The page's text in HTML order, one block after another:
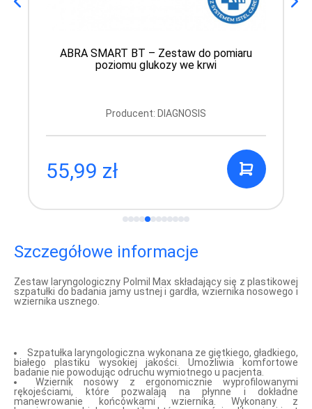
ABRA SMART BT – Zestaw do pomiaru
poziomu glukozy we krwi
Producent: DIAGNOSIS
55,99 zł
Szczegółowe informacje
Zestaw laryngologiczny Polmil Max składający się z plastikowej
szpatułki do badania jamy ustnej i gardła, wziernika nosowego i
wziernika usznego.
Szpatułka laryngologiczna wykonana ze giętkiego, gładkiego,
białego plastiku wysokiej jakości. Umożliwia komfortowe
badanie nie powodując odruchu wymiotnego u pacjenta.
Wziernik nosowy z ergonomicznie wyprofilowanymi
rękojeściami, które pozwalają na płynne i dokładne
manewrowanie końcówkami wziernika. Wykonany z